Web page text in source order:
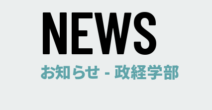
NEWS
お知らせ - 政経学部